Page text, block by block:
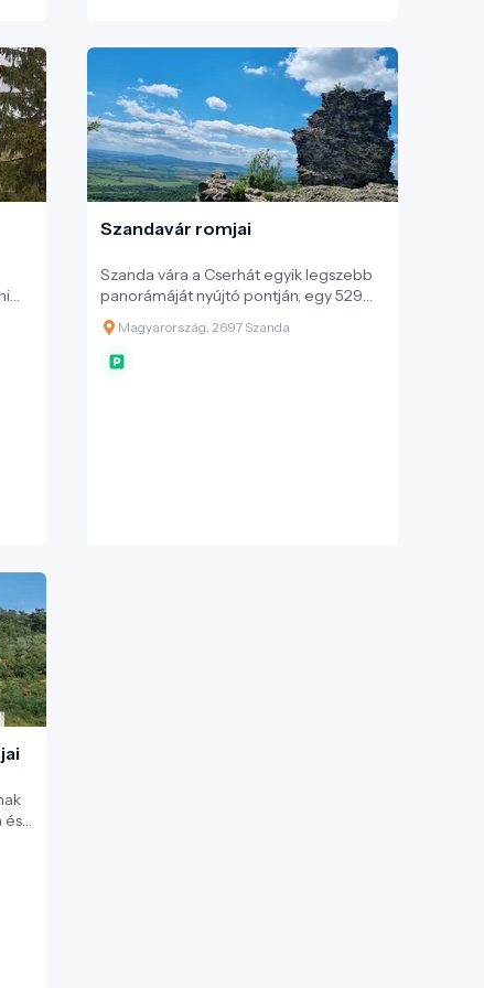
Szandavár romjai
Szanda vára a Cserhát egyik legszebb
panorámáját nyújtó pontján, egy 529
méteres vulkáni eredetű
andezittufakúpon magasodik, festői
környezetben, Szanda község
Magyarország, 2697 Szanda
és